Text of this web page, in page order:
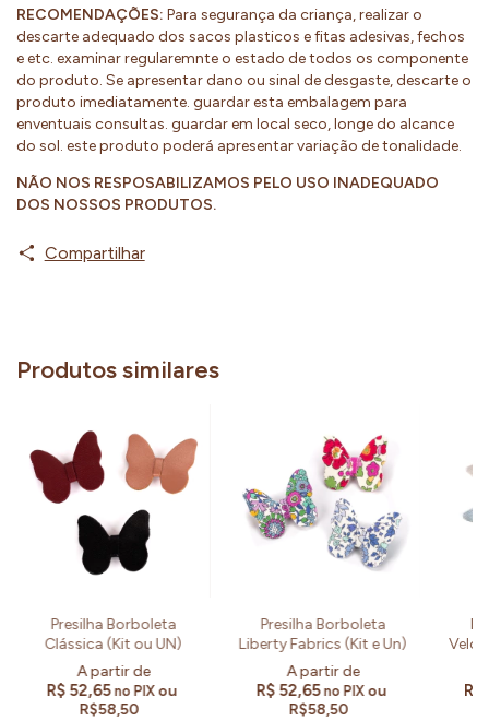
RECOMENDAÇÕES: Para segurança da criança, realizar o
descarte adequado dos sacos plasticos e fitas adesivas, fechos
e etc. examinar regularemnte o estado de todos os componente
do produto. Se apresentar dano ou sinal de desgaste, descarte o
produto imediatamente. guardar esta embalagem para
enventuais consultas. guardar em local seco, longe do alcance
do sol. este produto poderá apresentar variação de tonalidade.
NÃO NOS RESPOSABILIZAMOS PELO USO INADEQUADO
DOS NOSSOS PRODUTOS.
Compartilhar
Produtos similares
Presilha Borboleta
Clássica (Kit ou UN)
R$ 52,65no PIX ou
R$58,50
Presilha Borboleta
Liberty Fabrics (Kit e Un)
R$ 52,65no PIX ou
R$58,50